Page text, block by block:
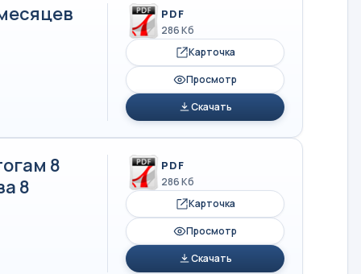
PDF
286 Кб
Карточка
Просмотр
Скачать
8
8
PDF
286 Кб
Карточка
Просмотр
Скачать